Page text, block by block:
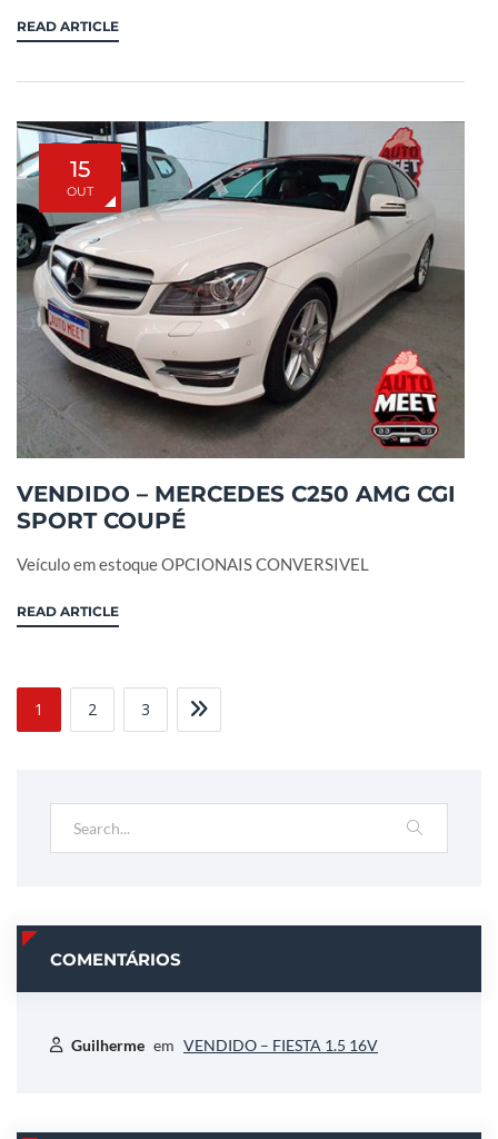
READ ARTICLE
15
OUT
VENDIDO – MERCEDES C250 AMG CGI
SPORT COUPÉ
Veículo em estoque OPCIONAIS CONVERSIVEL
READ ARTICLE
1 2 3
COMENTÁRIOS
Guilherme em VENDIDO – FIESTA 1.5 16V